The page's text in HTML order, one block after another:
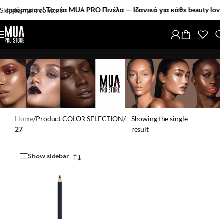
Skip to main contentΤα νέα MUA PRO Πινέλα — Ιδανικά για κάθε beauty
Home/Product COLOR SELECTION/
27
Showing the single
result
Show sidebar